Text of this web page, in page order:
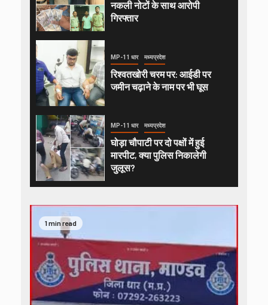
नकली नोटों के साथ आरोपी
गिरफ्तार
MP-11 धार मध्यप्रदेश
रिश्वतखोरी चरम पर: आईडी पर
जमीन चढ़ाने के नाम पर भी घूस
MP-11 धार मध्यप्रदेश
घोड़ा चौपाटी पर दो पक्षों में हुई
मारपीट, क्या पुलिस निकालेगी
जुलूस?
1 min read